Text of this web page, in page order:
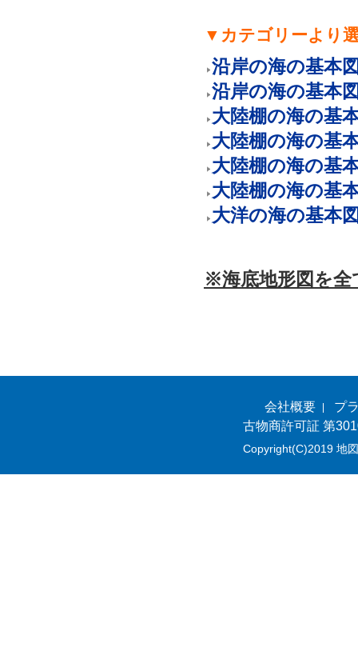
▼カテゴリーより
沿岸の海の基
沿岸の海の基
大陸棚の海の基
大陸棚の海の基
大陸棚の海の基
大陸棚の海の基
大洋の海の基
※海底地形図を全
会社概要
プ
古物商許可証 第
Copyright(C)2019 地